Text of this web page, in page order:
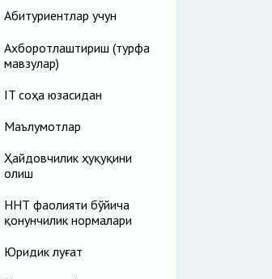
Абитуриентлар учун
Ахборотлаштириш (турфа
мавзулар)
IT соҳа юзасидан
Маълумотлар
Ҳайдовчилик ҳуқуқини
олиш
ННТ фаолияти бўйича
қонунчилик нормалари
Юридик луғат